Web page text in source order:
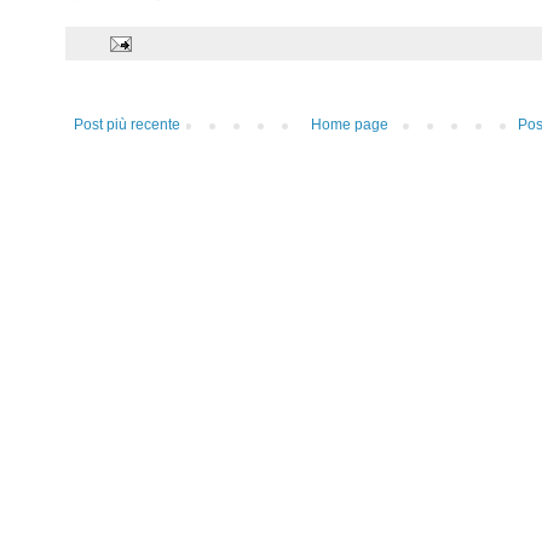
Post più recente Home page